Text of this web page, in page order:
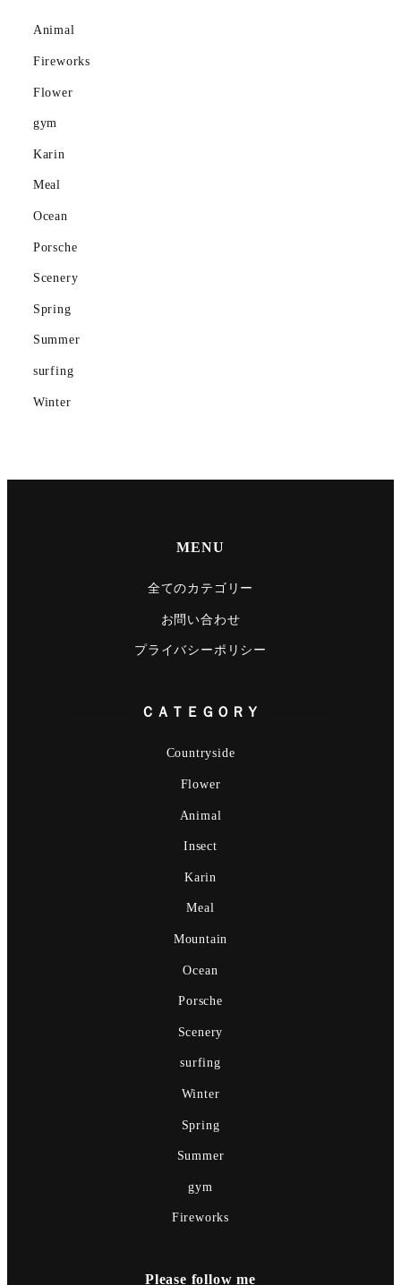
Animal
Fireworks
Flower
gym
Karin
Meal
Ocean
Porsche
Scenery
Spring
Summer
surfing
Winter
MENU
全てのカテゴリー
お問い合わせ
プライバシーポリシー
ＣＡＴＥＧＯＲＹ
Countryside
Flower
Animal
Insect
Karin
Meal
Mountain
Ocean
Porsche
Scenery
surfing
Winter
Spring
Summer
gym
Fireworks
Please follow me